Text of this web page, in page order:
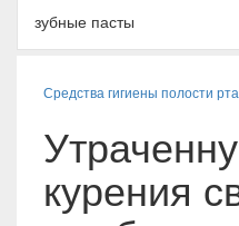
зубные пасты
Средства гигиены полости рта
курения